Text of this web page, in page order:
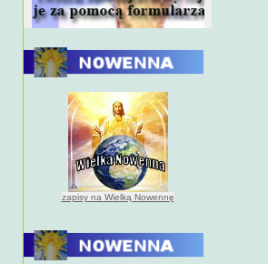
zapisy na Wielką Nowennę